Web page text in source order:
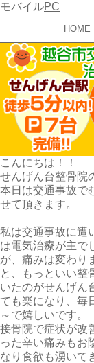
HOME
こんにちは！！
せんげん台整骨院
本日は交通事故で
せて頂きます。
私は交通事故に遭
は電気治療が主で
が、痛みは変わり
と、もっといい整
いたのがせんげん
ても楽になり、毎
～で嬉しいです。
接骨院で症状が改
った辛い痛みもお
なり食欲も湧いて
モバイルPC